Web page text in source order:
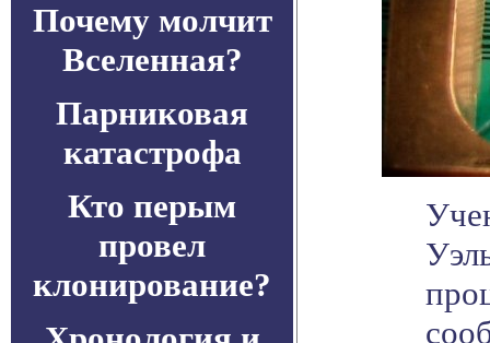
Почему молчит
Вселенная?
Парниковая
катастрофа
Кто перым
провел
клонирование?